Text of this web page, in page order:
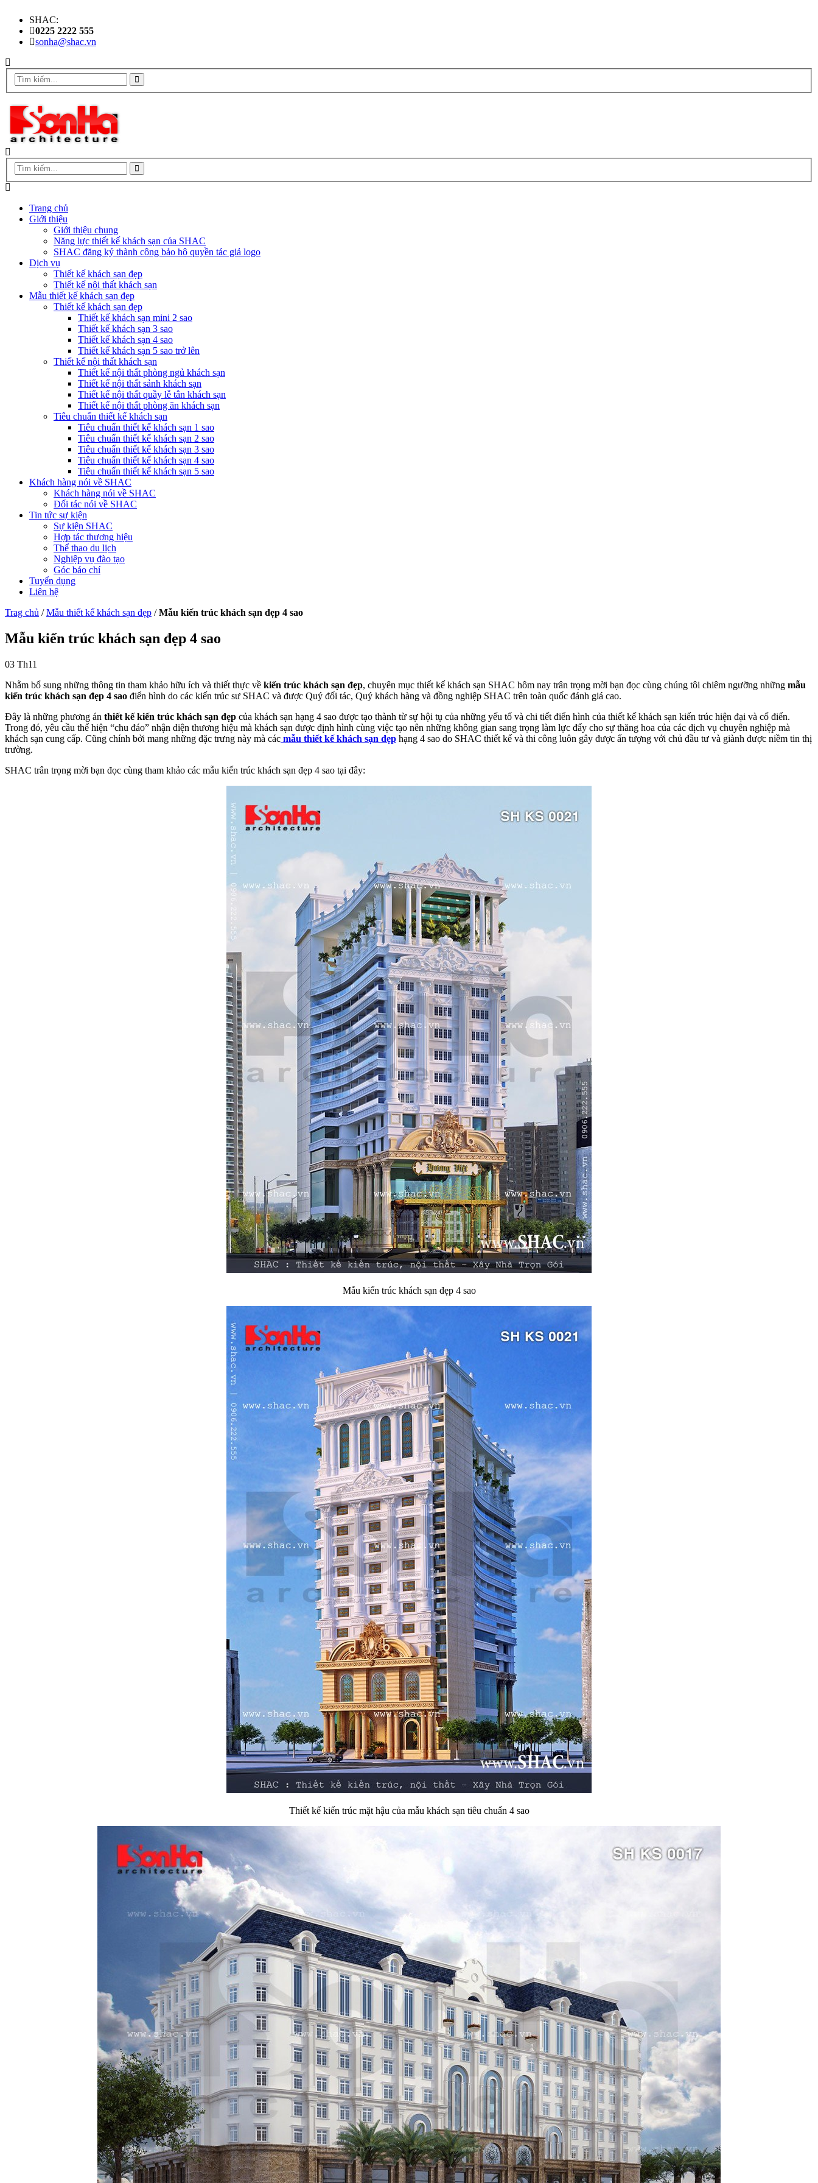
SHAC:
0225 2222 555
sonha@shac.vn
Trang chủ
Giới thiệu
Giới thiệu chung
Năng lực thiết kế khách sạn của SHAC
SHAC đăng ký thành công bảo hộ quyền tác giả logo
Dịch vụ
Thiết kế khách sạn đẹp
Thiết kế nội thất khách sạn
Mẫu thiết kế khách sạn đẹp
Thiết kế khách sạn đẹp
Thiết kế khách sạn mini 2 sao
Thiết kế khách sạn 3 sao
Thiết kế khách sạn 4 sao
Thiết kế khách sạn 5 sao trở lên
Thiết kế nội thất khách sạn
Thiết kế nội thất phòng ngủ khách sạn
Thiết kế nội thất sảnh khách sạn
Thiết kế nội thất quầy lễ tân khách sạn
Thiết kế nội thất phòng ăn khách sạn
Tiêu chuẩn thiết kế khách sạn
Tiêu chuẩn thiết kế khách sạn 1 sao
Tiêu chuẩn thiết kế khách sạn 2 sao
Tiêu chuẩn thiết kế khách sạn 3 sao
Tiêu chuẩn thiết kế khách sạn 4 sao
Tiêu chuẩn thiết kế khách sạn 5 sao
Khách hàng nói về SHAC
Khách hàng nói về SHAC
Đối tác nói về SHAC
Tin tức sự kiện
Sự kiện SHAC
Hợp tác thương hiệu
Thể thao du lịch
Nghiệp vụ đào tạo
Góc báo chí
Tuyển dụng
Liên hệ
Trag chủ /Mẫu thiết kế khách sạn đẹp /Mẫu kiến trúc khách sạn đẹp 4 sao
Mẫu kiến trúc khách sạn đẹp 4 sao
03 Th11
Nhằm bổ sung những thông tin tham khảo hữu ích và thiết thực về kiến trúc khách sạn đẹp, chuyên mục thiết kế khách sạn SHAC hôm nay trân trọng mời bạn đọc cùng chúng tôi chiêm ngưỡng những mẫu
kiến trúc khách sạn đẹp 4 sao điển hình do các kiến trúc sư SHAC và được Quý đối tác, Quý khách hàng và đồng nghiệp SHAC trên toàn quốc đánh giá cao.
Đây là những phương án thiết kế kiến trúc khách sạn đẹp của khách sạn hạng 4 sao được tạo thành từ sự hội tụ của những yếu tố và chi tiết điển hình của thiết kế khách sạn kiến trúc hiện đại và cổ điển.
Trong đó, yêu cầu thể hiện “chu đáo” nhận diện thương hiệu mà khách sạn được định hình cùng việc tạo nên những không gian sang trọng làm lực đẩy cho sự thăng hoa của các dịch vụ chuyên nghiệp mà
khách sạn cung cấp. Cũng chính bởi mang những đặc trưng này mà các mẫu thiết kế khách sạn đẹp hạng 4 sao do SHAC thiết kế và thi công luôn gây được ấn tượng với chủ đầu tư và giành được niềm tin thị
trường.
SHAC trân trọng mời bạn đọc cùng tham khảo các mẫu kiến trúc khách sạn đẹp 4 sao tại đây:
Mẫu kiến trúc khách sạn đẹp 4 sao
Thiết kế kiến trúc mặt hậu của mẫu khách sạn tiêu chuẩn 4 sao